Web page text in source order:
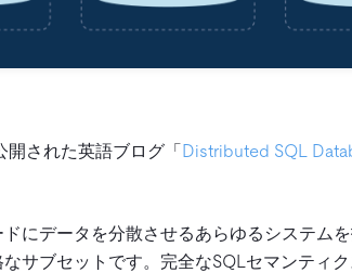
された英語ブログ「Distributed SQL
にデータを分散させるあらゆるシステムを
サブセットです。完全なSQLセマンティ